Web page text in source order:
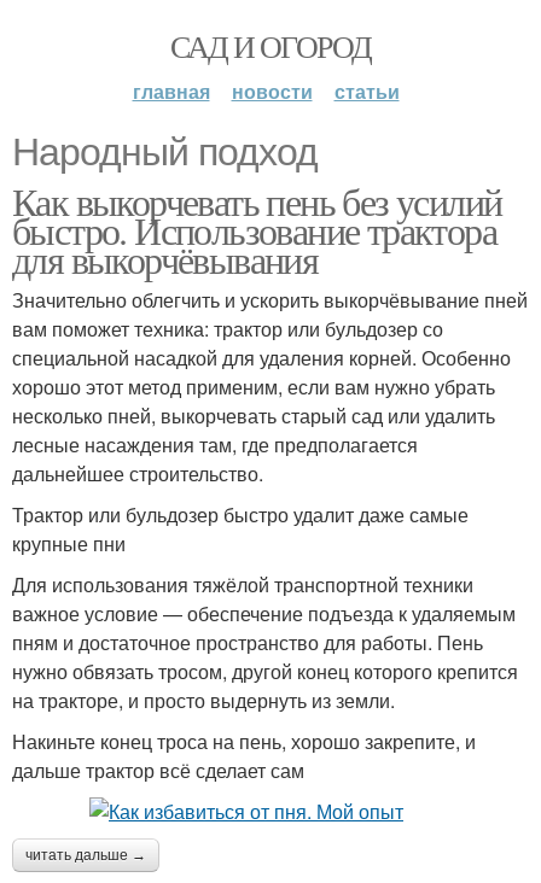
САД И ОГОРОД
главная новости статьи
Народный подход
Как выкорчевать пень без усилий
быстро. Использование трактора
для выкорчёвывания
Значительно облегчить и ускорить выкорчёвывание пней
вам поможет техника: трактор или бульдозер со
специальной насадкой для удаления корней. Особенно
хорошо этот метод применим, если вам нужно убрать
несколько пней, выкорчевать старый сад или удалить
лесные насаждения там, где предполагается
дальнейшее строительство.
Трактор или бульдозер быстро удалит даже самые
крупные пни
Для использования тяжёлой транспортной техники
важное условие — обеспечение подъезда к удаляемым
пням и достаточное пространство для работы. Пень
нужно обвязать тросом, другой конец которого крепится
на тракторе, и просто выдернуть из земли.
Накиньте конец троса на пень, хорошо закрепите, и
дальше трактор всё сделает сам
читать дальше →